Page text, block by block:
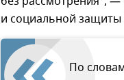
и социальной защиты
По